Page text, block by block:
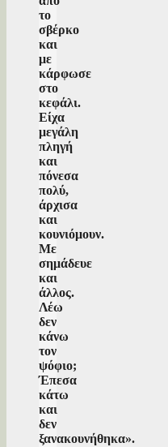
το
σβέρκο
και
με
κάρφωσε
στο
κεφάλι.
Είχα
μεγάλη
πληγή
και
πόνεσα
πολύ,
άρχισα
και
κουνιόμουν.
Με
σημάδευε
και
άλλος.
Λέω
δεν
κάνω
τον
ψόφιο;
Έπεσα
κάτω
και
δεν
ξανακουνήθηκα».